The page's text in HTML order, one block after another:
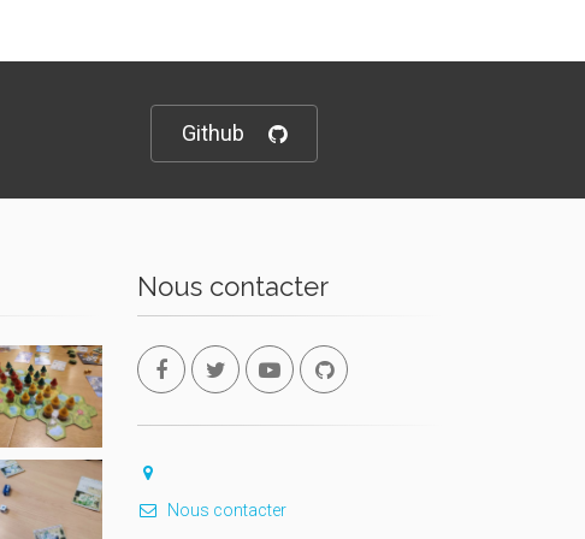
Github
Nous contacter
Nous contacter